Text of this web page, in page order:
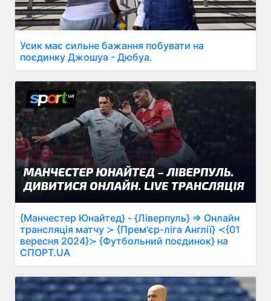
Усик має сильне бажання побувати на
поєдинку Джошуа - Дюбуа.
{Манчестер Юнайтед} - {Ліверпуль} ⇒ Онлайн
трансляція матчу ≻ {Прем'єр-ліга Англії} ≺{01
вересня 2024}≻ {Футбольний поєдинок} на
СПОРТ.UA